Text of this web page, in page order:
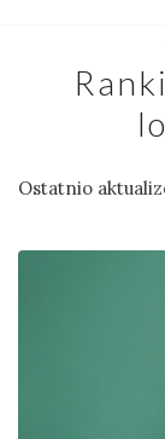
Ostatnio